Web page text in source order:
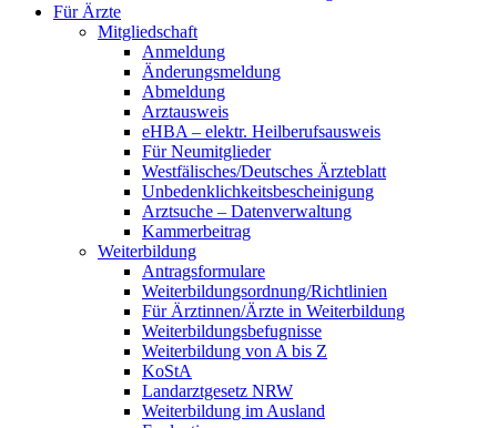
Für Ärzte
Mitgliedschaft
Anmeldung
Änderungsmeldung
Abmeldung
Arztausweis
eHBA – elektr. Heilberufsausweis
Für Neumitglieder
Westfälisches/Deutsches Ärzteblatt
Unbedenklichkeitsbescheinigung
Arztsuche – Datenverwaltung
Kammerbeitrag
Weiterbildung
Antragsformulare
Weiterbildungsordnung/Richtlinien
Für Ärztinnen/Ärzte in Weiterbildung
Weiterbildungsbefugnisse
Weiterbildung von A bis Z
KoStA
Landarztgesetz NRW
Weiterbildung im Ausland